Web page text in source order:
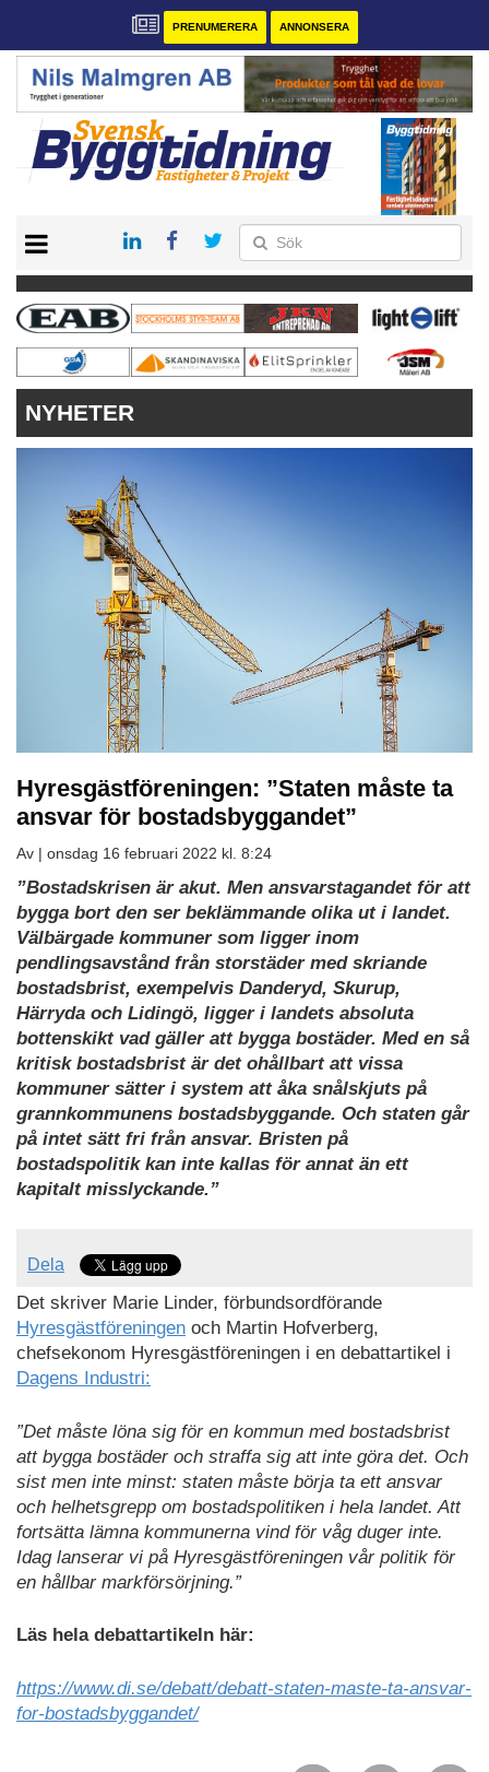
PRENUMERERA ANNONSERA
PRENUMERERA
VÅRA ANDRA MAGASIN
ANNONSERA
KONTAKT
NYHETER
Hyresgästföreningen: ”Staten måste ta
ansvar för bostadsbyggandet”
Av | onsdag 16 februari 2022 kl. 8:24
”Bostadskrisen är akut. Men ansvarstagandet för att
bygga bort den ser beklämmande olika ut i landet.
Välbärgade kommuner som ligger inom
pendlingsavstånd från storstäder med skriande
bostadsbrist, exempelvis Danderyd, Skurup,
Härryda och Lidingö, ligger i landets absoluta
bottenskikt vad gäller att bygga bostäder. Med en så
kritisk bostadsbrist är det ohållbart att vissa
kommuner sätter i system att åka snålskjuts på
grannkommunens bostadsbyggande. Och staten går
på intet sätt fri från ansvar. Bristen på
bostadspolitik kan inte kallas för annat än ett
kapitalt misslyckande.”
Dela
Det skriver Marie Linder, förbundsordförande
Hyresgästföreningen och Martin Hofverberg,
chefsekonom Hyresgästföreningen i en debattartikel i
Dagens Industri:
”Det måste löna sig för en kommun med bostadsbrist
att bygga bostäder och straffa sig att inte göra det. Och
sist men inte minst: staten måste börja ta ett ansvar
och helhetsgrepp om bostadspolitiken i hela landet. Att
fortsätta lämna kommunerna vind för våg duger inte.
Idag lanserar vi på Hyresgästföreningen vår politik för
en hållbar markförsörjning.”
Läs hela debattartikeln här:
https://www.di.se/debatt/debatt-staten-maste-ta-ansvar-
for-bostadsbyggandet/